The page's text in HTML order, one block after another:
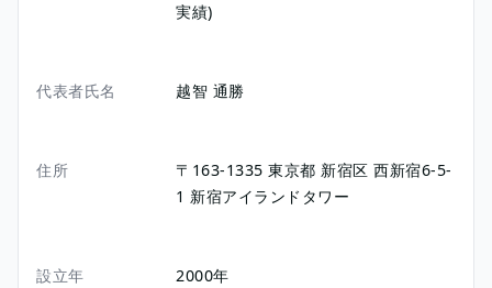
実績)
代表者氏名 越智 通勝
住所 〒163-1335東京都 新宿区 西新宿6-5-
1 新宿アイランドタワー
設立年 2000年